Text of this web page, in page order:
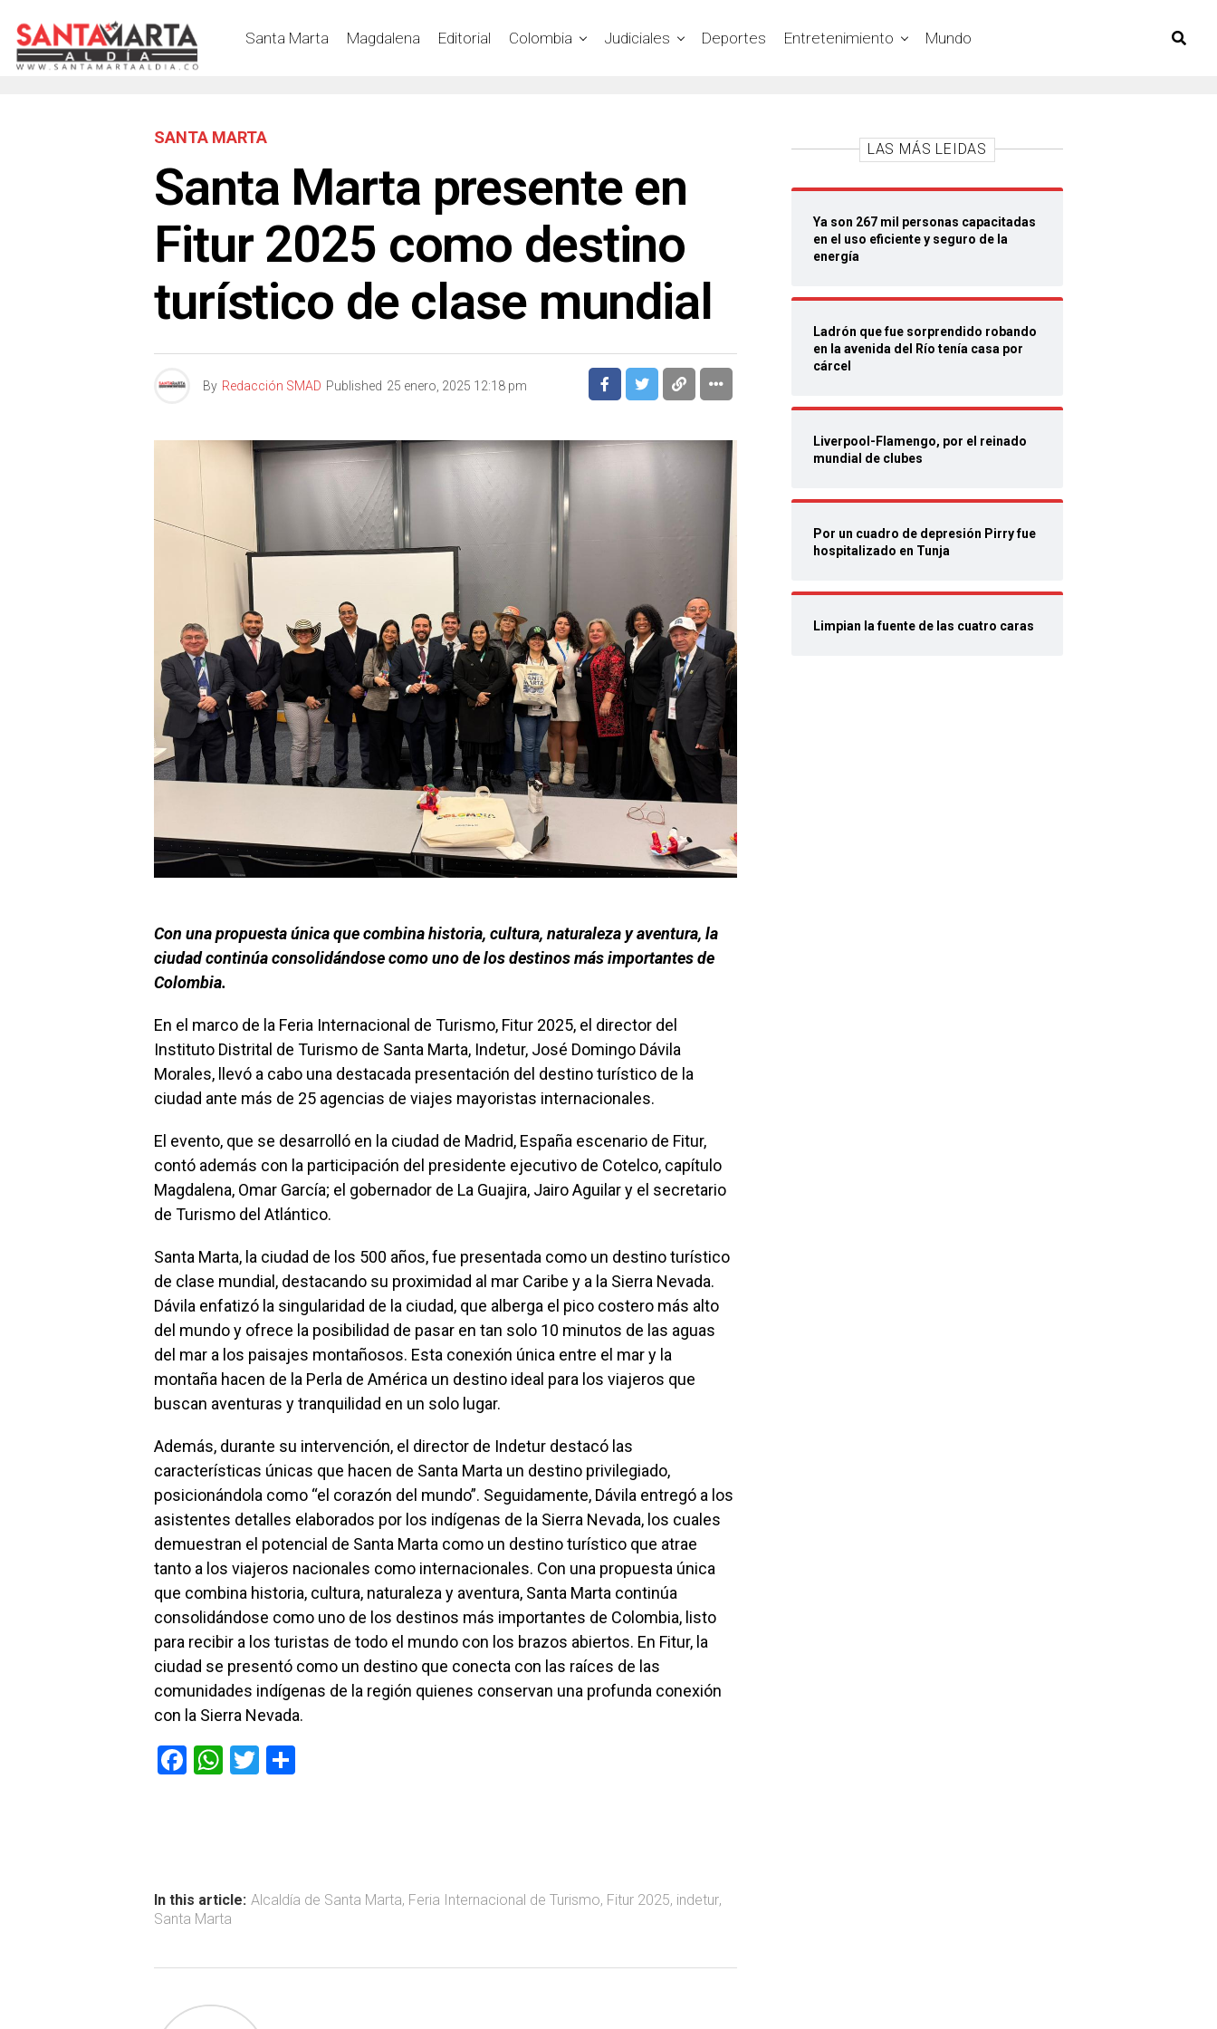
Santa Marta Magdalena Editorial Colombia Judiciales Deportes Entretenimiento Mundo
SANTA MARTA
Santa Marta presente en
Fitur 2025 como destino
turístico de clase mundial
By Redacción SMAD Published 25 enero, 2025 12:18 pm
Con una propuesta única que combina historia, cultura, naturaleza y aventura, la
ciudad continúa consolidándose como uno de los destinos más importantes de
Colombia.
En el marco de la Feria Internacional de Turismo, Fitur 2025, el director del
Instituto Distrital de Turismo de Santa Marta, Indetur, José Domingo Dávila
Morales, llevó a cabo una destacada presentación del destino turístico de la
ciudad ante más de 25 agencias de viajes mayoristas internacionales.
El evento, que se desarrolló en la ciudad de Madrid, España escenario de Fitur,
contó además con la participación del presidente ejecutivo de Cotelco, capítulo
Magdalena, Omar García; el gobernador de La Guajira, Jairo Aguilar y el secretario
de Turismo del Atlántico.
Santa Marta, la ciudad de los 500 años, fue presentada como un destino turístico
de clase mundial, destacando su proximidad al mar Caribe y a la Sierra Nevada.
Dávila enfatizó la singularidad de la ciudad, que alberga el pico costero más alto
del mundo y ofrece la posibilidad de pasar en tan solo 10 minutos de las aguas
del mar a los paisajes montañosos. Esta conexión única entre el mar y la
montaña hacen de la Perla de América un destino ideal para los viajeros que
buscan aventuras y tranquilidad en un solo lugar.
Además, durante su intervención, el director de Indetur destacó las
características únicas que hacen de Santa Marta un destino privilegiado,
posicionándola como “el corazón del mundo”. Seguidamente, Dávila entregó a los
asistentes detalles elaborados por los indígenas de la Sierra Nevada, los cuales
demuestran el potencial de Santa Marta como un destino turístico que atrae
tanto a los viajeros nacionales como internacionales. Con una propuesta única
que combina historia, cultura, naturaleza y aventura, Santa Marta continúa
consolidándose como uno de los destinos más importantes de Colombia, listo
para recibir a los turistas de todo el mundo con los brazos abiertos. En Fitur, la
ciudad se presentó como un destino que conecta con las raíces de las
comunidades indígenas de la región quienes conservan una profunda conexión
con la Sierra Nevada.
F
ok
W
p
p
T
tir
In this article: Alcaldía de Santa Marta, Feria Internacional de Turismo, Fitur 2025, indetur,
Santa Marta
LAS MÁS LEIDAS
Ya son 267 mil personas capacitadas
en el uso eficiente y seguro de la
energía
Ladrón que fue sorprendido robando
en la avenida del Río tenía casa por
cárcel
Liverpool-Flamengo, por el reinado
mundial de clubes
Por un cuadro de depresión Pirry fue
hospitalizado en Tunja
Limpian la fuente de las cuatro caras